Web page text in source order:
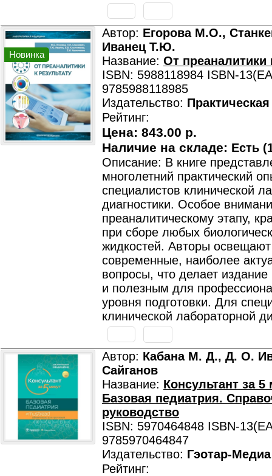
Новинка
Автор: Егорова М.О.,
Иванец Т.Ю.
Название: От преаналитики
ISBN: 5988118984 ISBN-
9785988118985
Издательство:
Рейтинг:
Цена: 843.00 р.
Наличие на складе: Есть
Описание: В книге
многолетний практический
специалистов клинической
диагностики. Особое
преаналитическому этапу,
при сборе любых
жидкостей. Авторы освещают
современные, наиболее
вопросы, что делает
и полезным для
уровня подготовки. Для
клинической лабораторной
Автор: Кабана М. Д., Д. О.
Сайганов
Название: Консультант за 5
Базовая педиатрия.
руководство
ISBN: 5970464848 ISBN-
9785970464847
Издательство: Гэотар-Медиа
Рейтинг: